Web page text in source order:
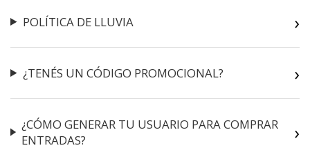
POLÍTICA DE LLUVIA
¿TENÉS UN CÓDIGO PROMOCIONAL?
¿CÓMO GENERAR TU USUARIO PARA COMPRAR
ENTRADAS?